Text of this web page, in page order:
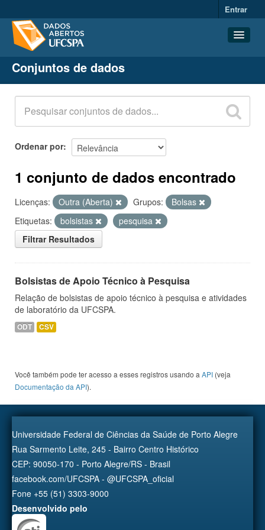
Entrar
Conjuntos de dados
Organizações
Grupos
Sobre
Conjuntos de dados
Ordenar por
1 conjunto de dados encontrado
Licenças: Outra (Aberta) Grupos:
Bolsas
Etiquetas:
bolsistas
pesquisa
Filtrar Resultados
Bolsistas de Apoio Técnico à Pesquisa
Relação de bolsistas de apoio técnico à pesquisa e atividades
de laboratório da UFCSPA.
ODT CSV
Você também pode ter acesso a esses registros usando a API (veja
Documentação da API).
Universidade Federal de Ciências da Saúde de Porto Alegre
Rua Sarmento Leite, 245 - Bairro Centro Histórico
CEP: 90050-170 - Porto Alegre/RS - Brasil
facebook.com/UFCSPA - @UFCSPA_oficial
Fone +55 (51) 3303-9000
Desenvolvido pelo